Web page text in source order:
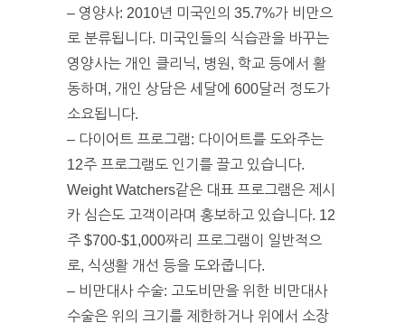
– 영양사: 2010년 미국인의 35.7%가 비만으
로 분류됩니다. 미국인들의 식습관을 바꾸는
영양사는 개인 클리닉, 병원, 학교 등에서 활
동하며, 개인 상담은 세달에 600달러 정도가
소요됩니다.
– 다이어트 프로그램: 다이어트를 도와주는
12주 프로그램도 인기를 끌고 있습니다.
Weight Watchers같은 대표 프로그램은 제시
카 심슨도 고객이라며 홍보하고 있습니다. 12
주 $700-$1,000짜리 프로그램이 일반적으
로, 식생활 개선 등을 도와줍니다.
– 비만대사 수술: 고도비만을 위한 비만대사
수술은 위의 크기를 제한하거나 위에서 소장